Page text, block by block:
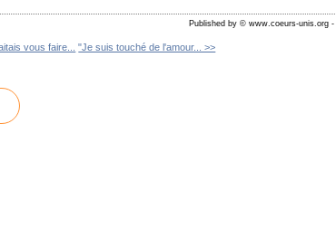
Published by © www.coeurs-unis.org -
vous faire... "Je suis touché de l'amour... >>